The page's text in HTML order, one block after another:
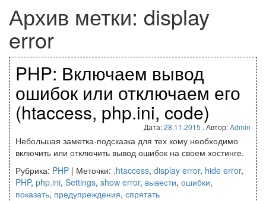
Архив метки: display
error
PHP: Включаем вывод
ошибок или отключаем его
(htaccess, php.ini, code)
Дата:28.11.2015 . Автор:Admin
Небольшая заметка-подсказка для тех кому необходимо
включить или отключить вывод ошибок на своем хостинге.
Рубрика: PHP | Меточки: .htaccess, display error, hide error,
PHP, php.ini, Settings, show error, вывести, ошибки,
показать, предупреждения, спрятать